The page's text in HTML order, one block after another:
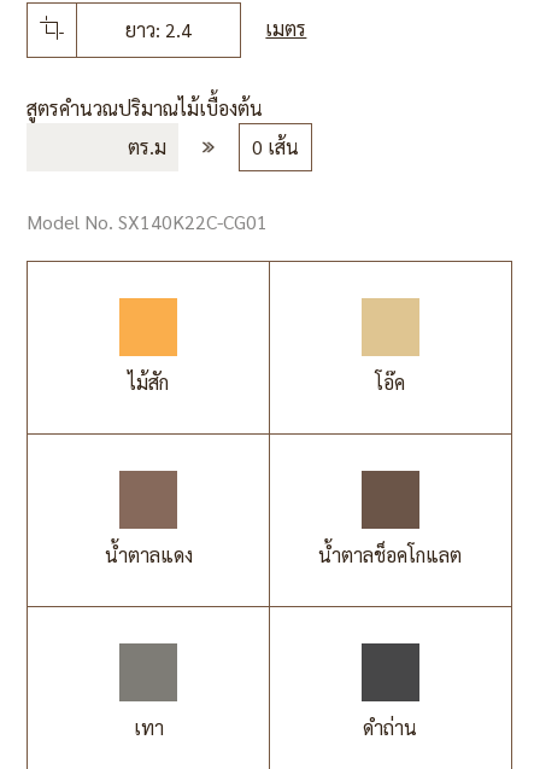
ยาว: 2.4 เมตร
สูตรคำนวณปริมาณไม้เบื้องต้น
ตร.ม
0 เส้น
Model No. SX140K22C-CG01
ไม้สัก โอ๊ค
น้ำตาลแดง น้ำตาลช็อคโกแลต
เทา ดำถ่าน